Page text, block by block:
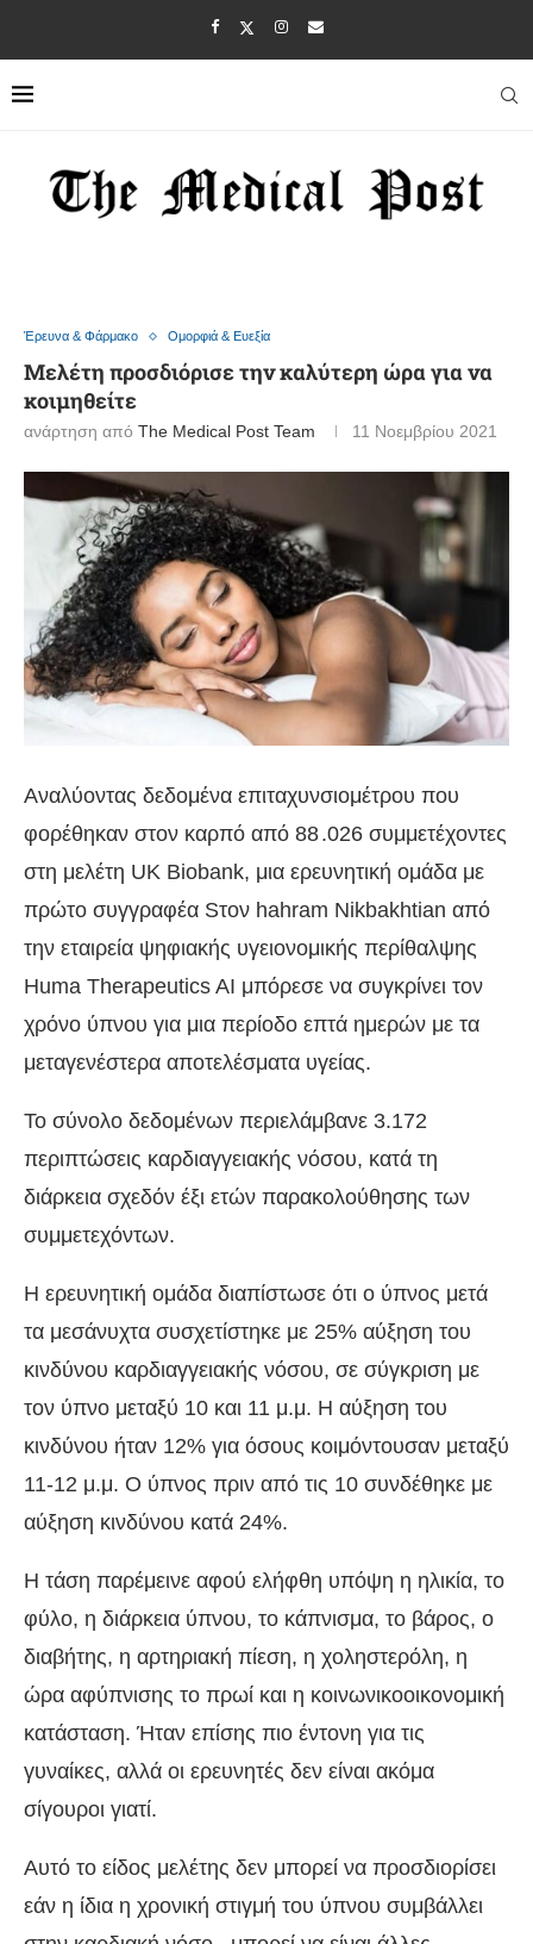
Έρευνα & Φάρμακο Ομορφιά & Ευεξία
Μελέτη προσδιόρισε την καλύτερη ώρα για να
κοιμηθείτε
ανάρτηση από The Medical Post Team 11 Νοεμβρίου 2021
Αναλύοντας δεδομένα επιταχυνσιομέτρου που
φορέθηκαν στον καρπό από 88 .026 συμμετέχοντες
στη μελέτη UK Biobank, μια ερευνητική ομάδα με
πρώτο συγγραφέα Sτον hahram Nikbakhtian από
την εταιρεία ψηφιακής υγειονομικής περίθαλψης
Huma Therapeutics AI μπόρεσε να συγκρίνει τον
χρόνο ύπνου για μια περίοδο επτά ημερών με τα
μεταγενέστερα αποτελέσματα υγείας.
Το σύνολο δεδομένων περιελάμβανε 3.172
περιπτώσεις καρδιαγγειακής νόσου, κατά τη
διάρκεια σχεδόν έξι ετών παρακολούθησης των
συμμετεχόντων.
Η ερευνητική ομάδα διαπίστωσε ότι ο ύπνος μετά
τα μεσάνυχτα συσχετίστηκε με 25% αύξηση του
κινδύνου καρδιαγγειακής νόσου, σε σύγκριση με
τον ύπνο μεταξύ 10 και 11 μ.μ. Η αύξηση του
κινδύνου ήταν 12% για όσους κοιμόντουσαν μεταξύ
11-12 μ.μ. Ο ύπνος πριν από τις 10 συνδέθηκε με
αύξηση κινδύνου κατά 24%.
Η τάση παρέμεινε αφού ελήφθη υπόψη η ηλικία, το
φύλο, η διάρκεια ύπνου, το κάπνισμα, το βάρος, ο
διαβήτης, η αρτηριακή πίεση, η χοληστερόλη, η
ώρα αφύπνισης το πρωί και η κοινωνικοοικονομική
κατάσταση. Ήταν επίσης πιο έντονη για τις
γυναίκες, αλλά οι ερευνητές δεν είναι ακόμα
σίγουροι γιατί.
Αυτό το είδος μελέτης δεν μπορεί να προσδιορίσει
εάν η ίδια η χρονική στιγμή του ύπνου συμβάλλει